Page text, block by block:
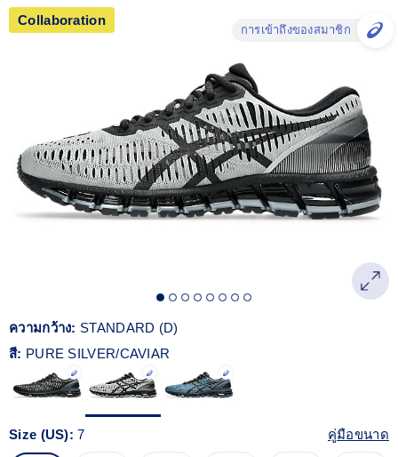
จาก
ดาว
หน้า
เดียวกัน
Collaboration
การเข้าถึงของสมาชิก
ความกว้าง: STANDARD (D)
สี: PURE SILVER/CAVIAR
Size (US):7 คู่มือขนาด